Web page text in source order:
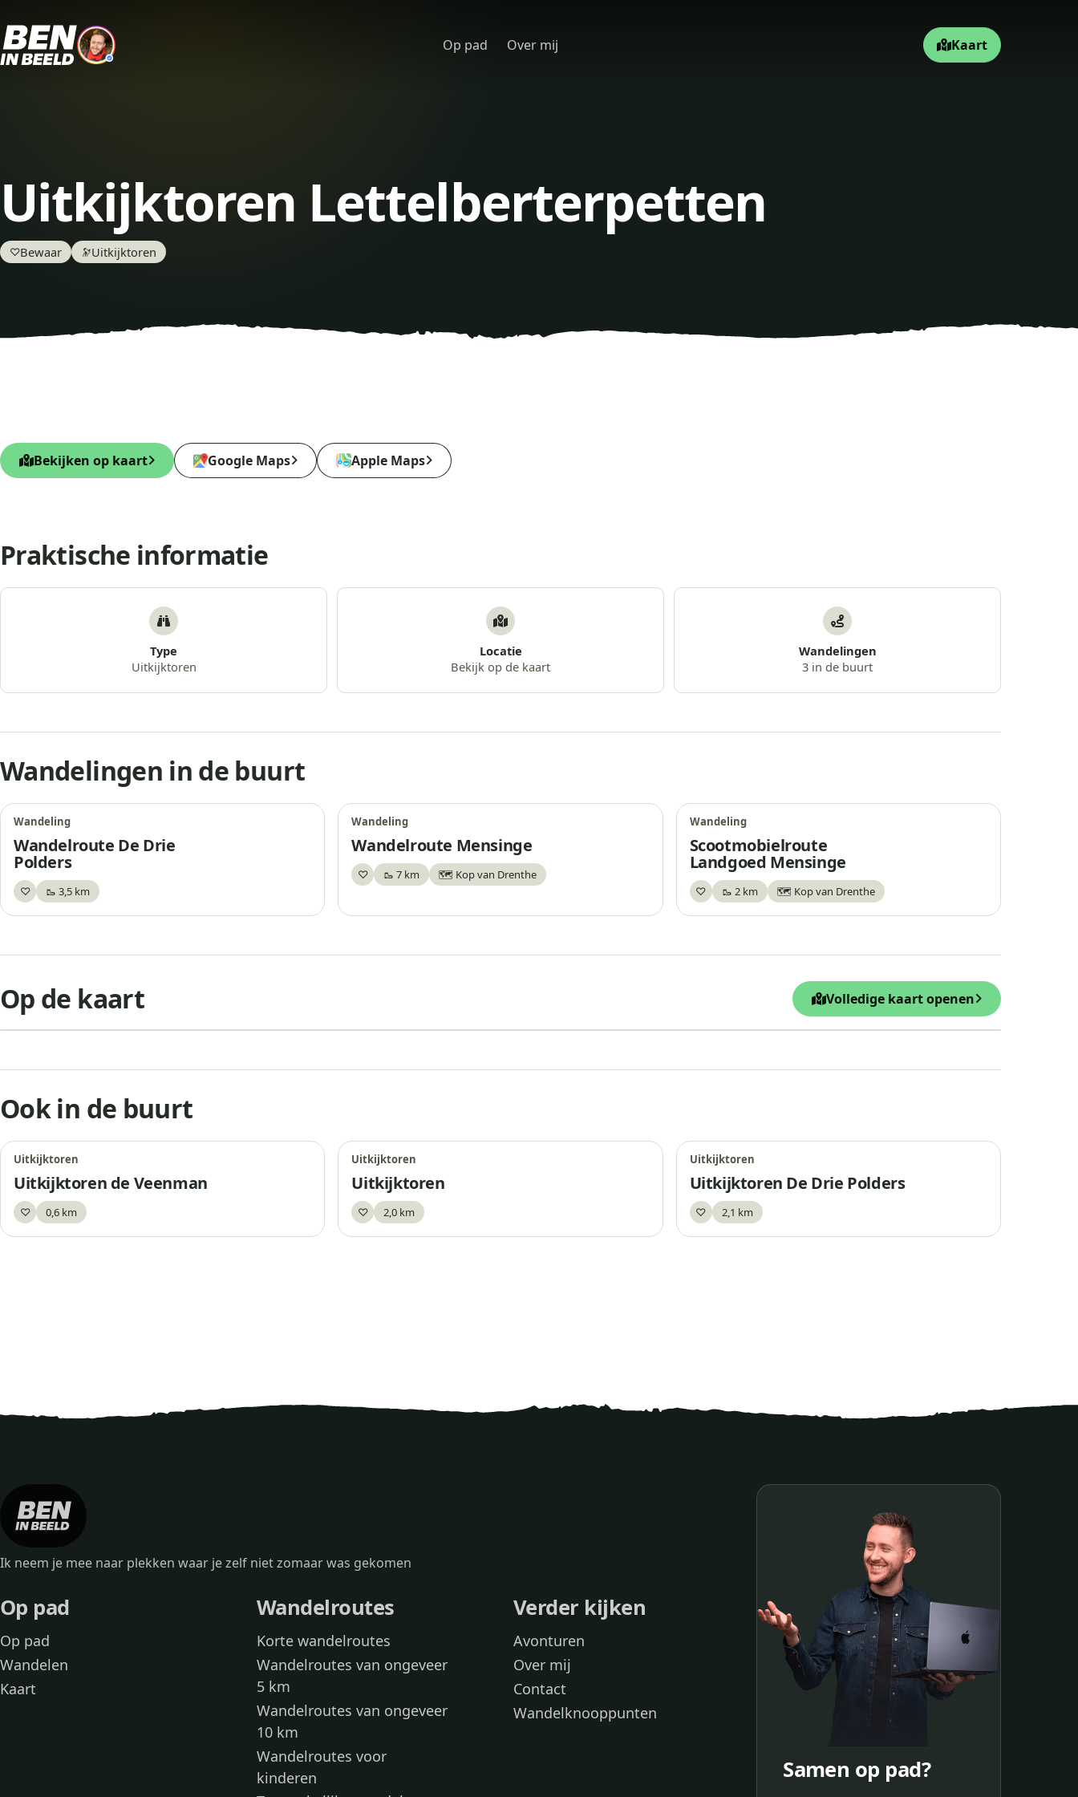
Op pad Over mij Kaart
Uitkijktoren Lettelberterpetten
♡Bewaar 🔭Uitkijktoren
Bekijken op kaart Google Maps Apple Maps
Praktische informatie
Type
Uitkijktoren
Locatie
Bekijk op de kaart
Wandelingen
3 in de buurt
Wandelingen in de buurt
Wandeling
Wandelroute De Drie
Polders
♡
Bewaar🥾 3,5 km
Wandeling
Wandelroute Mensinge
♡
Bewaar🥾 7 km 🗺️ Kop van Drenthe
Wandeling
Scootmobielroute
Landgoed Mensinge
♡Bewaar🥾 2 km 🗺️ Kop van Drenthe
Op de kaart Volledige kaart openen
Uitkijktoren Lettelberterpetten
−
Ook in de buurt
Uitkijktoren
Uitkijktoren de Veenman
♡
Bewaar
0,6 km
Uitkijktoren
Uitkijktoren
♡
Bewaar
2,0 km
Uitkijktoren
Uitkijktoren De Drie Polders
♡Bewaar
2,1 km
Ik neem je mee naar plekken waar je zelf niet zomaar was gekomen
Op pad
Op pad
Wandelen
Kaart
Wandelroutes
Korte wandelroutes
Wandelroutes van ongeveer
5 km
Wandelroutes van ongeveer
10 km
Wandelroutes voor
kinderen
Verder kijken
Avonturen
Over mij
Contact
Wandelknooppunten
Samen op pad?